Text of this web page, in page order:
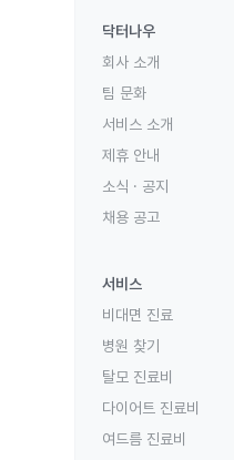
닥터나우
회사 소개
팀 문화
서비스 소개
제휴 안내
소식 · 공지
채용 공고
서비스
비대면 진료
병원 찾기
탈모 진료비
다이어트 진료비
여드름 진료비